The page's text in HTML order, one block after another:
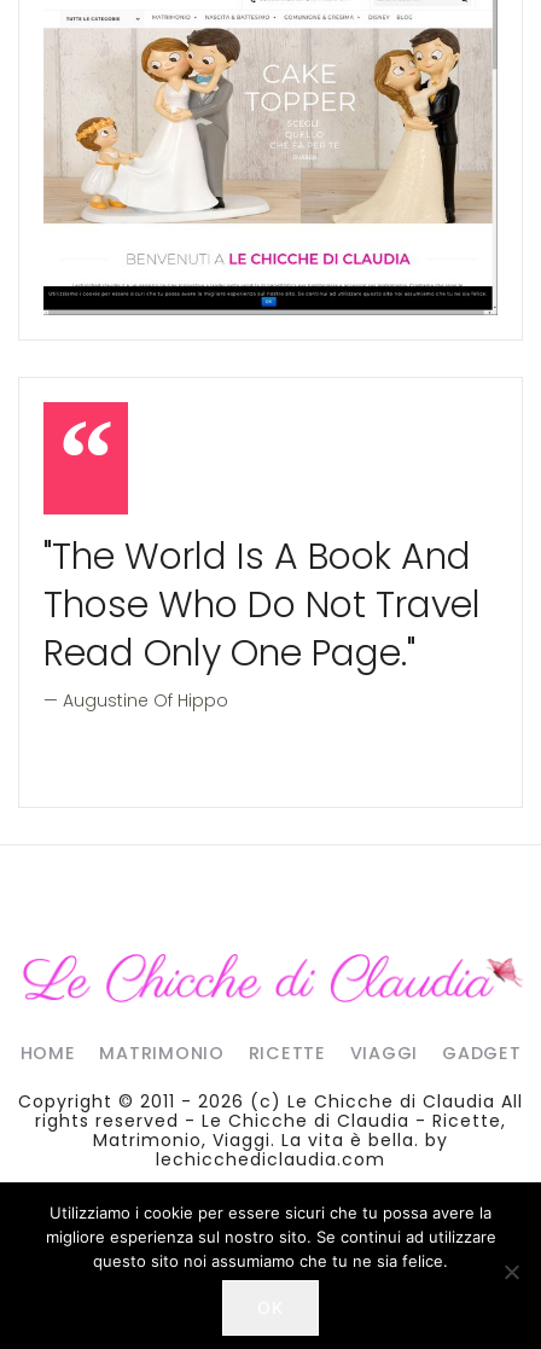
"The World Is A Book And
Those Who Do Not Travel
Read Only One Page."
Augustine Of Hippo
HOME MATRIMONIO RICETTE VIAGGI
GADGET
Copyright © 2011 - 2026 (c) Le Chicche di Claudia All
rights reserved - Le Chicche di Claudia - Ricette,
Matrimonio, Viaggi. La vita è bella. by
lechicchediclaudia.com
Utilizziamo i cookie per essere sicuri che tu possa avere la
migliore esperienza sul nostro sito. Se continui ad utilizzare
questo sito noi assumiamo che tu ne sia felice.